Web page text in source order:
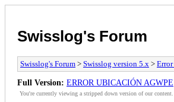
Swisslog's Forum
Swisslog's Forum > Swisslog version 5.x >
Full Version: ERROR UBICACIÓN AGWPE
You're currently viewing a stripped down version of our content.